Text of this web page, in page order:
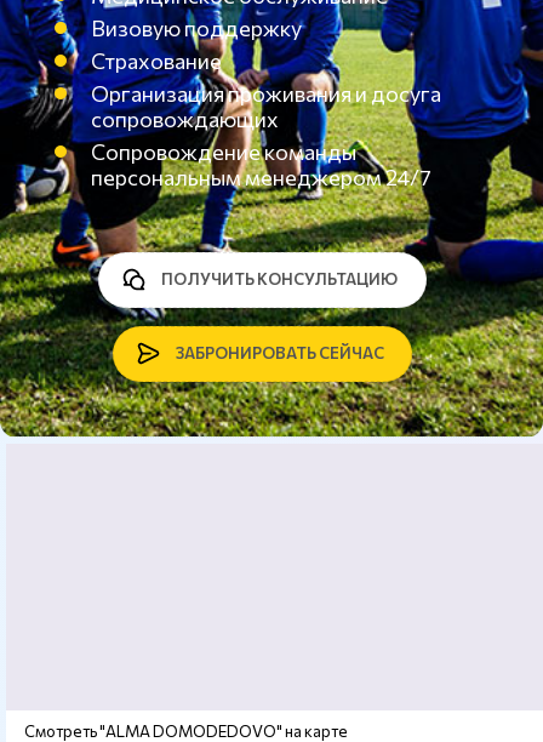
Визовую поддержку
Страхование
Организация проживания и досуга
сопровождающих
Сопровождение команды
персональным менеджером 24/7
ЗАБРОНИРОВАТЬ СЕЙЧАС
ПОЛУЧИТЬ КОНСУЛЬТАЦИЮ
Смотреть "ALMA DOMODEDOVO" на карте